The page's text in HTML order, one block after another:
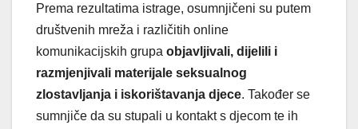
Prema rezultatima istrage, osumnjičeni su putem
društvenih mreža i različitih online
komunikacijskih grupa objavljivali, dijelili i
razmjenjivali materijale seksualnog
zlostavljanja i iskorištavanja djece. Također se
sumnjiče da su stupali u kontakt s djecom te ih